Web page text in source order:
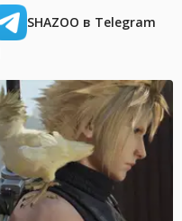
SHAZOO в Telegram